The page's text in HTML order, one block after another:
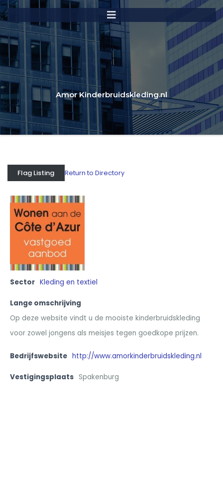
Amor Kinderbruidskleding.nl
Flag Listing Return to Directory
Sector Kleding en textiel
Lange omschrijving
Op deze website vindt u de mooiste kinderbruidskleding
voor zowel jongens als meisjes tegen goedkope prijzen.
Bedrijfswebsite http://www.amorkinderbruidskleding.nl
Vestigingsplaats Spakenburg